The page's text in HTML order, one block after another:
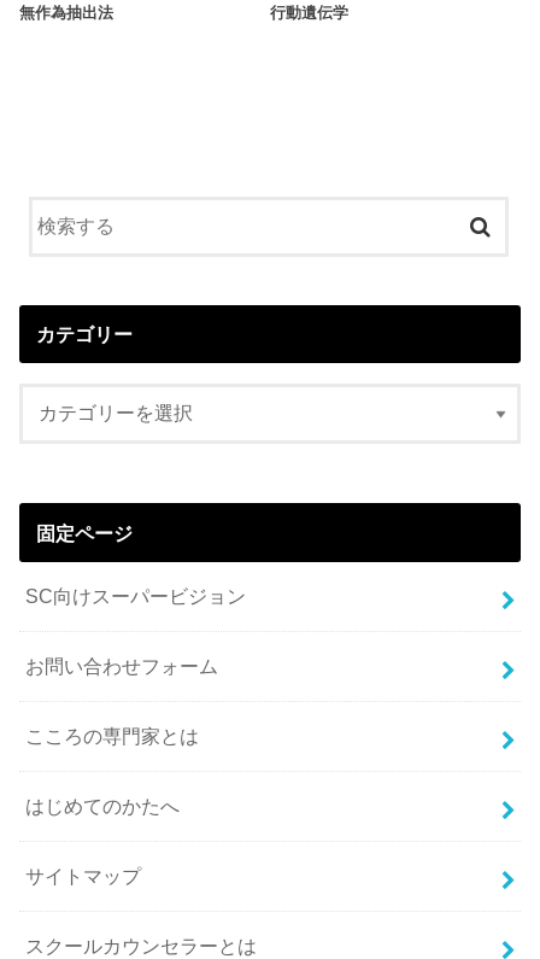
無作為抽出法
行動遺伝学
カテゴリー
固定ページ
SC向けスーパービジョン
お問い合わせフォーム
こころの専門家とは
はじめてのかたへ
サイトマップ
スクールカウンセラーとは